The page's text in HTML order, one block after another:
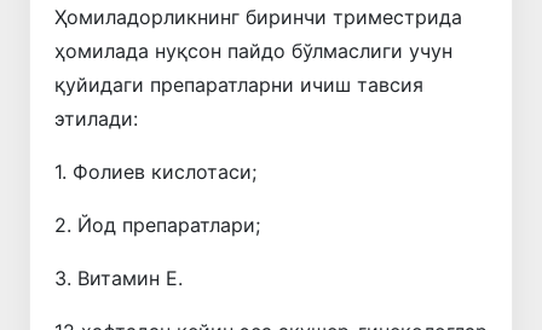
Ҳомиладорликнинг биринчи триместрида
ҳомилада нуқсон пайдо бўлмаслиги учун
қуйидаги препаратларни ичиш тавсия
этилади:
1. Фолиев кислотаси;
2. Йод препаратлари;
3. Витамин Е.